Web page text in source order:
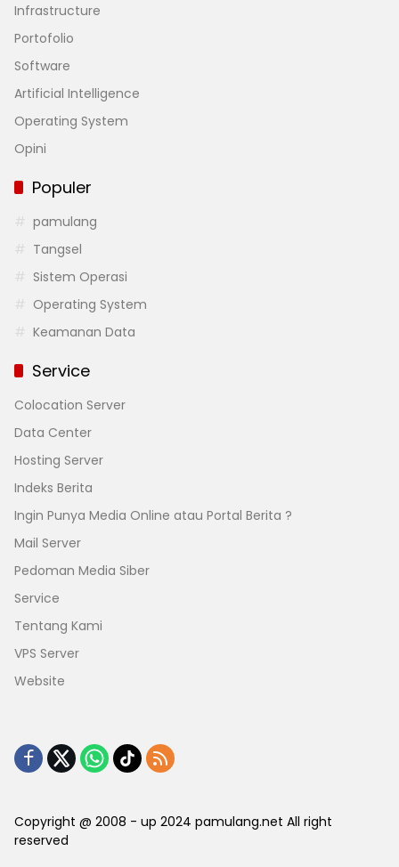
Infrastructure
Portofolio
Software
Artificial Intelligence
Operating System
Opini
Populer
pamulang
Tangsel
Sistem Operasi
Operating System
Keamanan Data
Service
Colocation Server
Data Center
Hosting Server
Indeks Berita
Ingin Punya Media Online atau Portal Berita ?
Mail Server
Pedoman Media Siber
Service
Tentang Kami
VPS Server
Website
Copyright @ 2008 - up 2024 pamulang.net All right
reserved